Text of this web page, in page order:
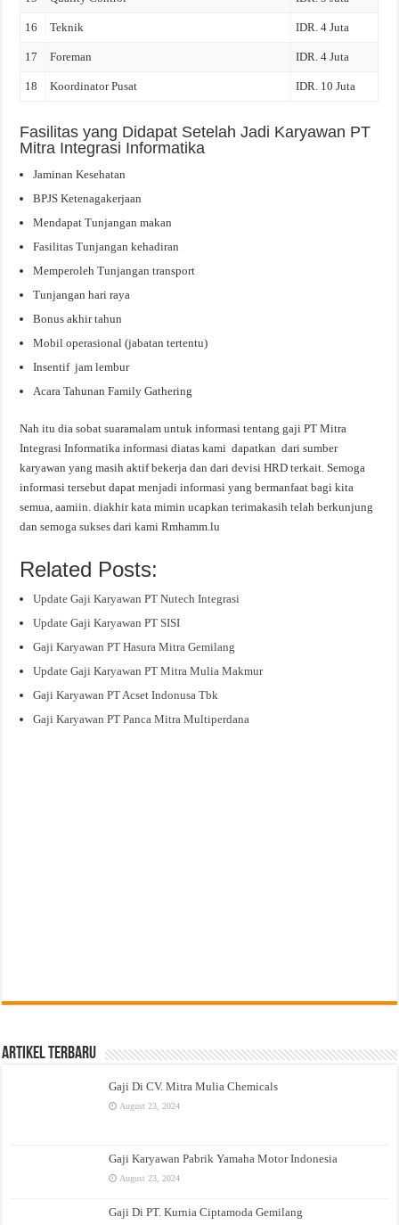
16 Teknik IDR. 4 Juta
17 Foreman IDR. 4 Juta
18 Koordinator Pusat IDR. 10 Juta
Fasilitas yang Didapat Setelah Jadi Karyawan PT
Mitra Integrasi Informatika
Jaminan Kesehatan
BPJS Ketenagakerjaan
Mendapat Tunjangan makan
Fasilitas Tunjangan kehadiran
Memperoleh Tunjangan transport
Tunjangan hari raya
Bonus akhir tahun
Mobil operasional (jabatan tertentu)
Insentif jam lembur
Acara Tahunan Family Gathering
Nah itu dia sobat suaramalam untuk informasi tentang gaji PT Mitra
Integrasi Informatika informasi diatas kami dapatkan dari sumber
karyawan yang masih aktif bekerja dan dari devisi HRD terkait. Semoga
informasi tersebut dapat menjadi informasi yang bermanfaat bagi kita
semua, aamiin. diakhir kata mimin ucapkan terimakasih telah berkunjung
dan semoga sukses dari kami Rmhamm.lu
Related Posts:
Update Gaji Karyawan PT Nutech Integrasi
Update Gaji Karyawan PT SISI
Gaji Karyawan PT Hasura Mitra Gemilang
Update Gaji Karyawan PT Mitra Mulia Makmur
Gaji Karyawan PT Acset Indonusa Tbk
Gaji Karyawan PT Panca Mitra Multiperdana
Artikel Terbaru
Gaji Di CV. Mitra Mulia Chemicals
August 23, 2024
Gaji Karyawan Pabrik Yamaha Motor Indonesia
August 23, 2024
Gaji Di PT. Kurnia Ciptamoda Gemilang